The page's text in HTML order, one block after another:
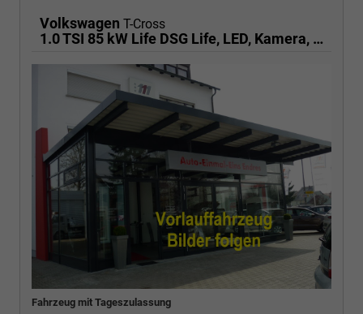
Volkswagen T-Cross
1.0 TSI 85 kW Life DSG Life, LED, Kamera, ACC, Side, Winter, 17-Zoll
Fahrzeug mit Tageszulassung